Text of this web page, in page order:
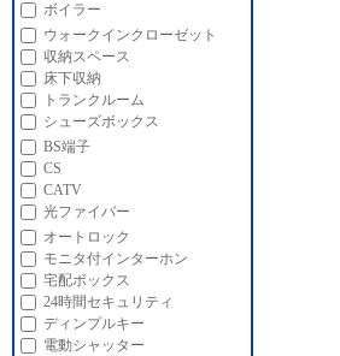
ボイラー
ウォークインクローゼット
収納スペース
床下収納
トランクルーム
シューズボックス
BS端子
CS
CATV
光ファイバー
オートロック
モニタ付インターホン
宅配ボックス
24時間セキュリティ
ディンプルキー
電動シャッター